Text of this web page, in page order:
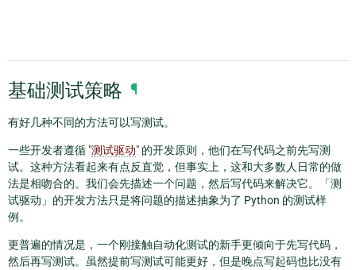
基础测试策略 ¶
有好几种不同的方法可以写测试。
一些开发者遵循 "测试驱动" 的开发原则，他们在写代码之前先写测
试。这种方法看起来有点反直觉，但事实上，这和大多数人日常的做
法是相吻合的。我们会先描述一个问题，然后写代码来解决它。「测
试驱动」的开发方法只是将问题的描述抽象为了 Python 的测试样
例。
更普遍的情况是，一个刚接触自动化测试的新手更倾向于先写代码，
然后再写测试。虽然提前写测试可能更好，但是晚点写起码也比没有